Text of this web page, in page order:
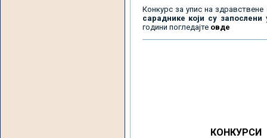
Конкурс за упис на здравствене
сараднике који су
години погледајте овде
КОНКУРСИ